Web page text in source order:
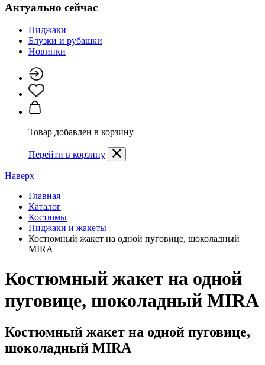
Актуально сейчас
Пиджаки
Блузки и рубашки
Новинки
Товар добавлен в корзину
Перейти в корзину
Наверх
Главная
Каталог
Костюмы
Пиджаки и жакеты
Костюмный жакет на одной пуговице, шоколадный
MIRA
Костюмный жакет на одной
пуговице, шоколадный MIRA
Костюмный жакет на одной пуговице,
шоколадный MIRA